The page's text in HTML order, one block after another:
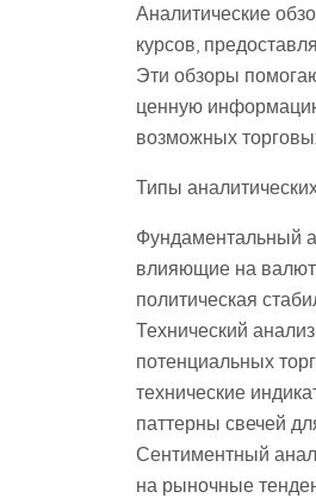
Аналитические
курсов,
Эти обзоры
ценную
возможных
Типы
Фундаментальный
влияющие на
политическая
Технический
потенциальных
технические
паттерны свечей
Сентиментный
на рыночные